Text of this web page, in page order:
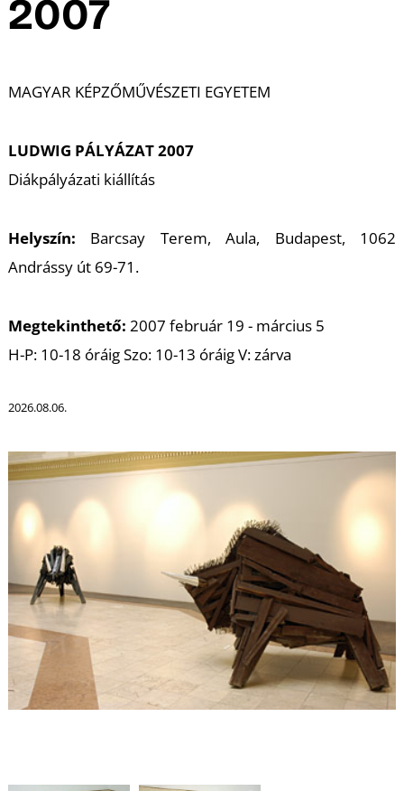
2007
MAGYAR KÉPZŐMŰVÉSZETI EGYETEM
LUDWIG PÁLYÁZAT 2007
Diákpályázati kiállítás
Helyszín: Barcsay Terem, Aula, Budapest, 1062
Andrássy út 69-71.
Megtekinthető: 2007 február 19 - március 5
H-P: 10-18 óráig Szo: 10-13 óráig V: zárva
2026.08.06.